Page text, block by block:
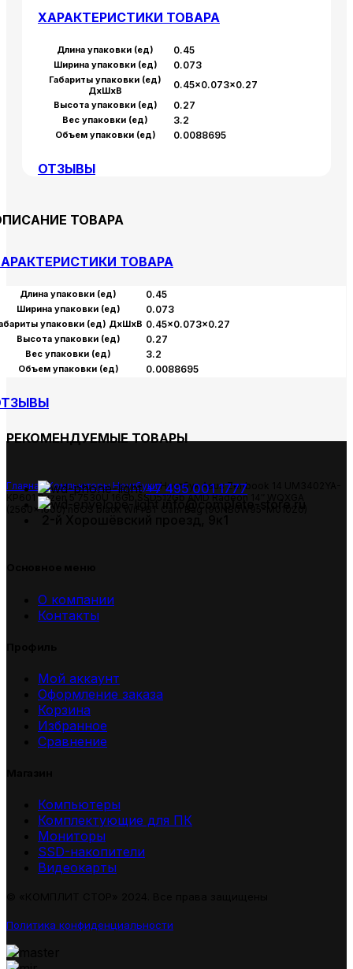
ХАРАКТЕРИСТИКИ ТОВАРА
Длина упаковки (ед) 0.45
Ширина упаковки (ед) 0.073
Габариты упаковки (ед)
ДхШхВ
0.45×0.073×0.27
Высота упаковки (ед) 0.27
Вес упаковки (ед) 3.2
Объем упаковки (ед) 0.0088695
ОТЗЫВЫ
ТОВАРА
ТОВАРА
Длина упаковки (ед) 0.45
Ширина упаковки (ед) 0.073
упаковки (ед) ДхШхВ 0.45×0.073×0.27
Высота упаковки (ед) 0.27
Вес упаковки (ед) 3.2
Объем упаковки (ед) 0.0088695
РЕКОМЕНДУЕМЫЕ ТОВАРЫ
ГлавнаяКомпьютеры НоутбукиНоутбук Asus Zenbook 14 UM3402YA-
KP601 Ryzen 5 7530U 16Gb SSD512Gb AMD Radeon 14″ WQXGA
(2560×1600) noOS black WiFi BT Cam Bag (90NB0W95-M010Z0)
+7 495 001 1777
О компании
Контакты
Мой аккаунт
Оформление заказа
Корзина
Избранное
Сравнение
Компьютеры
Комплектующие для ПК
Мониторы
SSD-накопители
Видеокарты
Политика конфиденциальности